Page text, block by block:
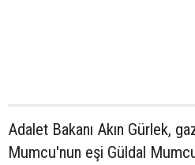
Adalet Bakanı Akın Gürlek,
Mumcu'nun eşi Güldal